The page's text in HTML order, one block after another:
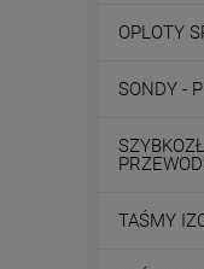
OPLOTY
SONDY -
TAŚMY